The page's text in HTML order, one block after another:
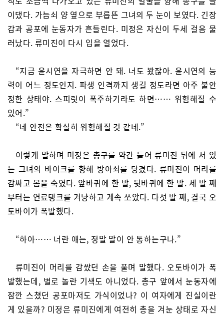
이댔다. 가늠쇠 양 옆으로 부릅뜬 그녀의 두 눈이 보였다. 긴장
감과 공포에 눈동자가 흔들린다. 미정은 자신이 두세 걸음 물
러났다. 류미진이 다시 입을 열었다.
“지금 윤시연을 자극하면 안 돼. 너도 봤잖아. 윤시연의 능
력이 어느 정도인지. 파생 인격까지 생길 정도라면 아주 불안
정한 상태야. 스피릿이 폭주하기라도 하면…… 위험해질 수
있어.”
“네 안전은 확실히 위험해질 것 같네.”
이렇게 말하며 미정은 총구를 약간 틀어 류미진 뒤에 서 있
는 그녀의 바이크를 향해 방아쇠를 당겼다. 류미진이 머리를
감싸고 몸을 숙였다. 앞바퀴에 한 발, 뒷바퀴에 한 발. 세 발 째
부터는 연료탱크를 겨냥하고 계속 쏘았다. 다섯 발 째, 결국 오
토바이가 폭발했다.
“하아…… 너란 애는, 정말 말이 안 통하는구나.”
류미진이 머리를 감쌌던 손을 풀며 말했다. 오토바이가 폭
발했는데, 별로 놀란 기색도 아니었다. 총구 앞에서 눈동자에
잠깐 스쳤던 공포마저도 가식이었나? 이 여자에게 진실이란
게 있을까? 미정은 류미진에게 여전히 총을 겨눈 상태로 자신